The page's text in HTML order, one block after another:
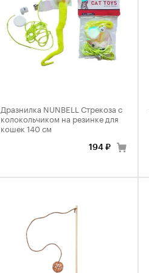
Дразнилка NUNBELL Стрекоза с
колокольчиком на резинке для
кошек 140 см
194 ₽